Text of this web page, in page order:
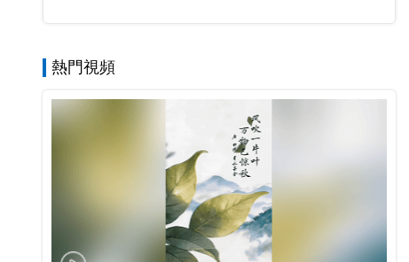
熱門視頻